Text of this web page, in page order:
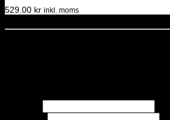
529.00 kr inkl. moms